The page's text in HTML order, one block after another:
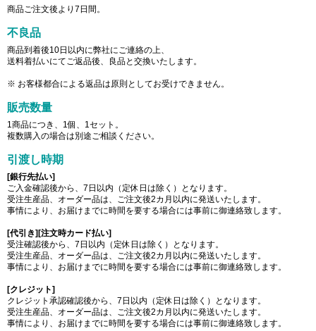
商品ご注文後より7日間。
不良品
商品到着後10日以内に弊社にご連絡の上、
送料着払いにてご返品後、良品と交換いたします。
※ お客様都合による返品は原則としてお受けできません。
販売数量
1商品につき、1個、1セット。
複数購入の場合は別途ご相談ください。
引渡し時期
[銀行先払い]
ご入金確認後から、7日以内（定休日は除く）となります。
受注生産品、オーダー品は、ご注文後2カ月以内に発送いたします。
事情により、お届けまでに時間を要する場合には事前に御連絡致します。
[代引き][注文時カード払い]
受注確認後から、7日以内（定休日は除く）となります。
受注生産品、オーダー品は、ご注文後2カ月以内に発送いたします。
事情により、お届けまでに時間を要する場合には事前に御連絡致します。
[クレジット]
クレジット承認確認後から、7日以内（定休日は除く）となります。
受注生産品、オーダー品は、ご注文後2カ月以内に発送いたします。
事情により、お届けまでに時間を要する場合には事前に御連絡致します。